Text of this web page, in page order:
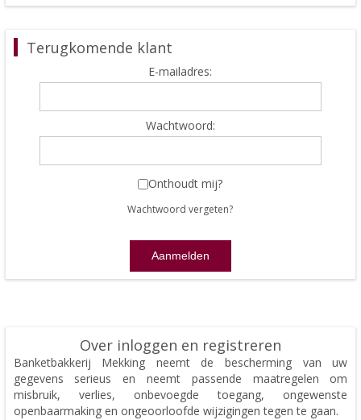
Terugkomende klant
E-mailadres:
Wachtwoord:
Onthoudt mij?
Wachtwoord vergeten?
Over inloggen en registreren
Banketbakkerij Mekking neemt de bescherming van uw
gegevens serieus en neemt passende maatregelen om
misbruik, verlies, onbevoegde toegang, ongewenste
openbaarmaking en ongeoorloofde wijzigingen tegen te gaan.